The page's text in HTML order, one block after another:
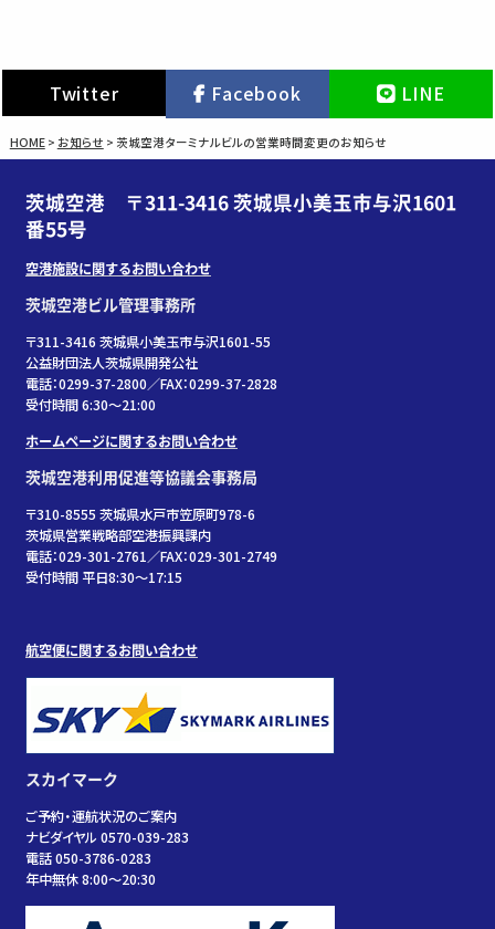
Twitter Facebook LINE
HOME> お知らせ > 茨城空港ターミナルビルの営業時間変更のお知らせ
茨城空港 〒311-3416 茨城県小美玉市与沢1601
番55号
空港施設に関するお問い合わせ
茨城空港ビル管理事務所
〒311-3416 茨城県小美玉市与沢1601-55
公益財団法人茨城県開発公社
電話：0299-37-2800／FAX：0299-37-2828
受付時間 6:30〜21:00
ホームページに関するお問い合わせ
茨城空港利用促進等協議会事務局
〒310-8555 茨城県水戸市笠原町978-6
茨城県営業戦略部空港振興課内
電話：029-301-2761／FAX：029-301-2749
受付時間 平日8:30～17:15
航空便に関するお問い合わせ
スカイマーク
ご予約・運航状況のご案内
ナビダイヤル 0570-039-283
電話 050-3786-0283
年中無休 8:00～20:30